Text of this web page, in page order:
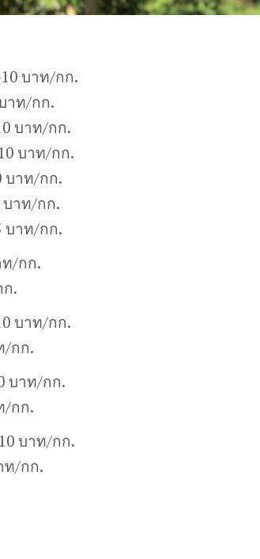
บาท/กก.
าท/กก.
บาท/กก.
บาท/กก.
บาท/กก.
บาท/กก.
บาท/กก.
ท/กก.
ก.
บาท/กก.
/กก.
บาท/กก.
/กก.
บาท/กก.
ท/กก.